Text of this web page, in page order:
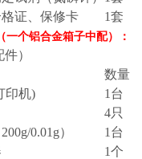
证、保修卡 1套
一个铝合金箱子中配）：
）
数量
印机)
1台
4只
0.01g）
1台
1个